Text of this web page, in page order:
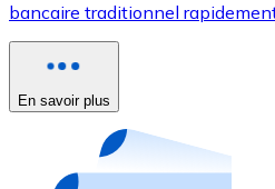
Utilisez les cartes Visa et
Acheter avec carte
Nouveau
Achetez des cartes-
bancaire traditionnel
En savoir plus